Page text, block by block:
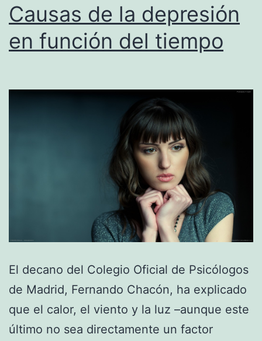
Causas de la depresión
en función del tiempo
El decano del Colegio Oficial de Psicólogos
de Madrid, Fernando Chacón, ha explicado
que el calor, el viento y la luz –aunque este
último no sea directamente un factor